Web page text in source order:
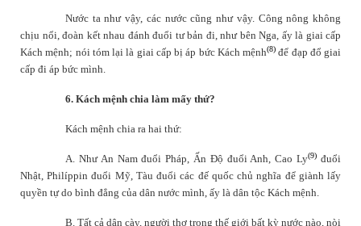
Nước ta như vậy, các nước cũng như vậy. Công nông không
chịu nổi, đoàn kết nhau đánh đuổi tư bản đi, như bên Nga, ấy là giai cấp
Kách mệnh; nói tóm lại là giai cấp bị áp bức Kách mệnh(8) để đạp đổ giai
cấp đi áp bức mình.
6. Kách mệnh chia làm mấy thứ?
Kách mệnh chia ra hai thứ:
A. Như An Nam đuổi Pháp, Ấn Độ đuổi Anh, Cao Ly(9) đuổi
Nhật, Philíppin đuổi Mỹ, Tàu đuổi các đế quốc chủ nghĩa để giành lấy
quyền tự do bình đẳng của dân nước mình, ấy là dân tộc Kách mệnh.
B. Tất cả dân cày, người thợ trong thế giới bất kỳ nước nào, nòi